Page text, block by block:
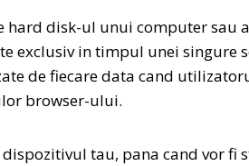
hard disk-ul unui computer
exclusiv in timpul unei
de fiecare data cand
browser-ului.
tau, pana cand vor fi